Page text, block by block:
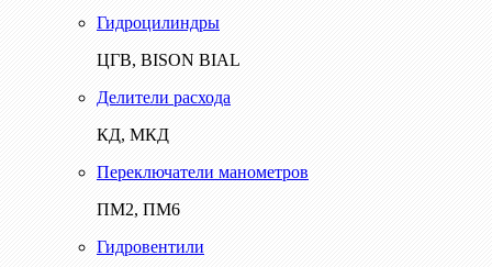
Гидроцилиндры
ЦГВ, BISON BIAL
Делители расхода
КД, МКД
Переключатели манометров
ПМ2, ПМ6
Гидровентили